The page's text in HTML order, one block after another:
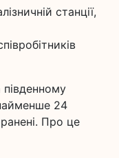
станції,
24
Про це